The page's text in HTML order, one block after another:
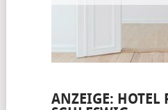
ANZEIGE: HOTEL